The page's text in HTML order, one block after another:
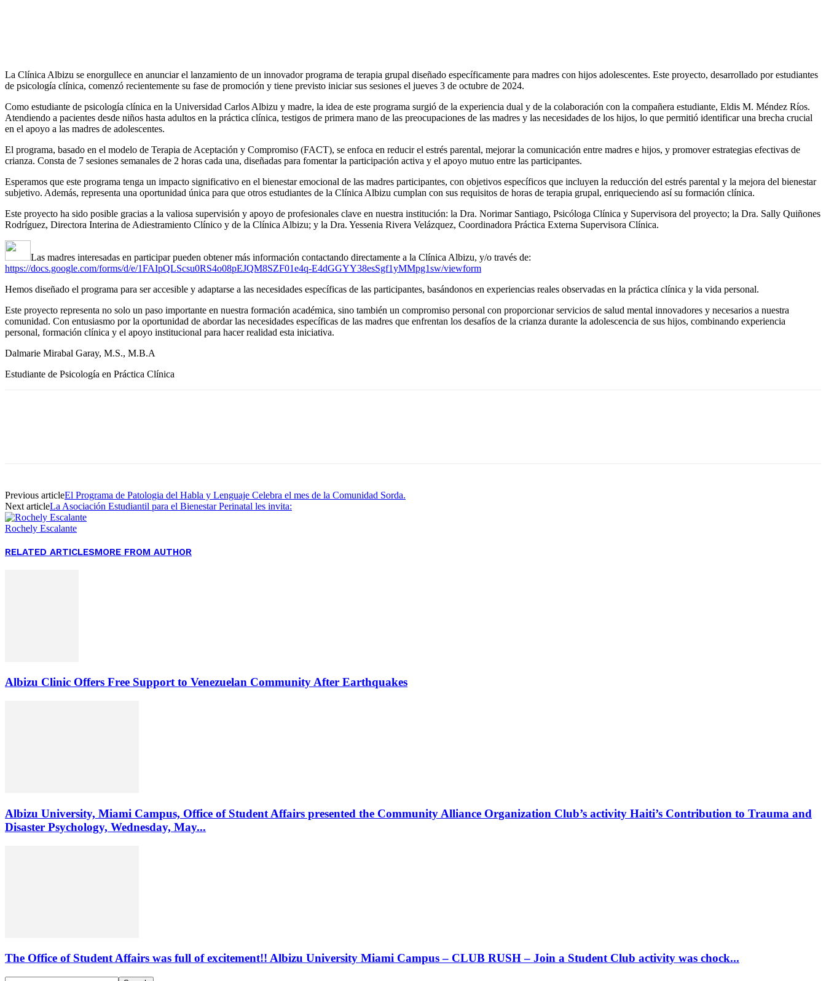
La Clínica Albizu se enorgullece en anunciar el lanzamiento de un innovador programa de terapia grupal diseñado específicamente para madres con hijos adolescentes. Este proyecto, desarrollado por estudiantes
de psicología clínica, comenzó recientemente su fase de promoción y tiene previsto iniciar sus sesiones el jueves 3 de octubre de 2024.
Como estudiante de psicología clínica en la Universidad Carlos Albizu y madre, la idea de este programa surgió de la experiencia dual y de la colaboración con la compañera estudiante, Eldis M. Méndez Ríos.
Atendiendo a pacientes desde niños hasta adultos en la práctica clínica, testigos de primera mano de las preocupaciones de las madres y las necesidades de los hijos, lo que permitió identificar una brecha crucial
en el apoyo a las madres de adolescentes.
El programa, basado en el modelo de Terapia de Aceptación y Compromiso (FACT), se enfoca en reducir el estrés parental, mejorar la comunicación entre madres e hijos, y promover estrategias efectivas de
crianza. Consta de 7 sesiones semanales de 2 horas cada una, diseñadas para fomentar la participación activa y el apoyo mutuo entre las participantes.
Esperamos que este programa tenga un impacto significativo en el bienestar emocional de las madres participantes, con objetivos específicos que incluyen la reducción del estrés parental y la mejora del bienestar
subjetivo. Además, representa una oportunidad única para que otros estudiantes de la Clínica Albizu cumplan con sus requisitos de horas de terapia grupal, enriqueciendo así su formación clínica.
Este proyecto ha sido posible gracias a la valiosa supervisión y apoyo de profesionales clave en nuestra institución: la Dra. Norimar Santiago, Psicóloga Clínica y Supervisora del proyecto; la Dra. Sally Quiñones
Rodríguez, Directora Interina de Adiestramiento Clínico y de la Clínica Albizu; y la Dra. Yessenia Rivera Velázquez, Coordinadora Práctica Externa Supervisora Clínica.
Las madres interesadas en participar pueden obtener más información contactando directamente a la Clínica Albizu, y/o través de:
https://docs.google.com/forms/d/e/1FAIpQLScsu0RS4o08pEJQM8SZF01e4q-E4dGGYY38esSgf1yMMpg1sw/viewform
Hemos diseñado el programa para ser accesible y adaptarse a las necesidades específicas de las participantes, basándonos en experiencias reales observadas en la práctica clínica y la vida personal.
Este proyecto representa no solo un paso importante en nuestra formación académica, sino también un compromiso personal con proporcionar servicios de salud mental innovadores y necesarios a nuestra
comunidad. Con entusiasmo por la oportunidad de abordar las necesidades específicas de las madres que enfrentan los desafíos de la crianza durante la adolescencia de sus hijos, combinando experiencia
personal, formación clínica y el apoyo institucional para hacer realidad esta iniciativa.
Dalmarie Mirabal Garay, M.S., M.B.A
Estudiante de Psicología en Práctica Clínica
Previous articleEl Programa de Patologia del Habla y Lenguaje Celebra el mes de la Comunidad Sorda.
Next articleLa Asociación Estudiantil para el Bienestar Perinatal les invita:
Rochely Escalante
RELATED ARTICLESMORE FROM AUTHOR
Albizu Clinic Offers Free Support to Venezuelan Community After Earthquakes
Albizu University, Miami Campus, Office of Student Affairs presented the Community Alliance Organization Club’s activity Haiti’s Contribution to Trauma and
Disaster Psychology, Wednesday, May...
The Office of Student Affairs was full of excitement!! Albizu University Miami Campus – CLUB RUSH – Join a Student Club activity was chock...